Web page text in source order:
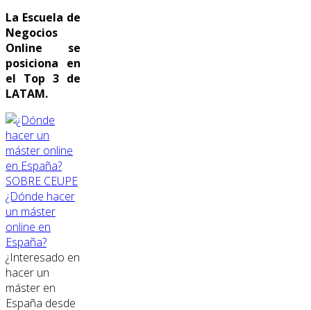
La Escuela de
Negocios
Online se
posiciona en
el Top 3 de
LATAM.
SOBRE CEUPE
¿Dónde hacer
un máster
online en
España?
¿Interesado en
hacer un
máster en
España desde